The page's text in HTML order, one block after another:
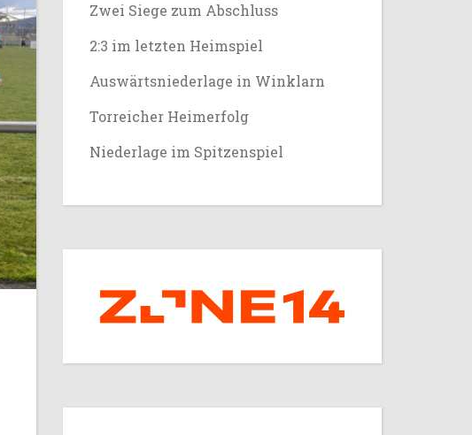
Zwei Siege zum Abschluss
2:3 im letzten Heimspiel
Auswärtsniederlage in Winklarn
Torreicher Heimerfolg
Niederlage im Spitzenspiel